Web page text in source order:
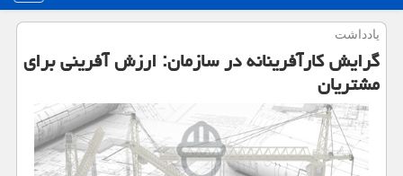
یادداشت
گرایش كارآفرینانه در سازمان: ارزش آفرینی برای
مشتریان